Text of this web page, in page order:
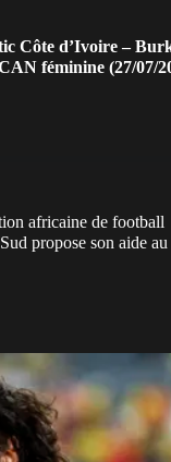
Côte d’Ivoire –
féminine (27/07/
africaine de football
propose son aide au